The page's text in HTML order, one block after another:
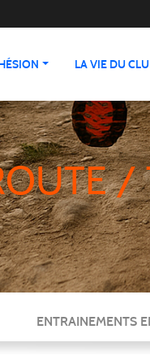
LA VIE DU
/
ENTRAINEMENTS